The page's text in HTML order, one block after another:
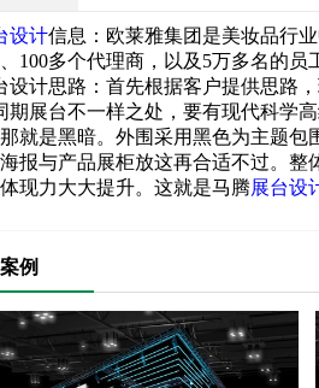
设计信息：欧莱雅集团是美妆品行
100多个代理商，以及5万多名的员
设计思路：首先根据客户提供思路
期展台不一样之处，要有现代科学
就是黑暗。外围采用黑色为主题
报与产品展柜放这再合适不过。整
现力大大提升。这就是马腾展台设
例